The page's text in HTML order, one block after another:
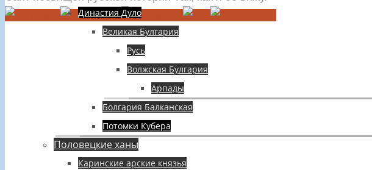
Династия Дуло
Великая Булгария
Русь
Волжская Булгария
Арпады
Болгария Балканская
Потомки Кубера
Половецкие ханы
Каринские арские князья